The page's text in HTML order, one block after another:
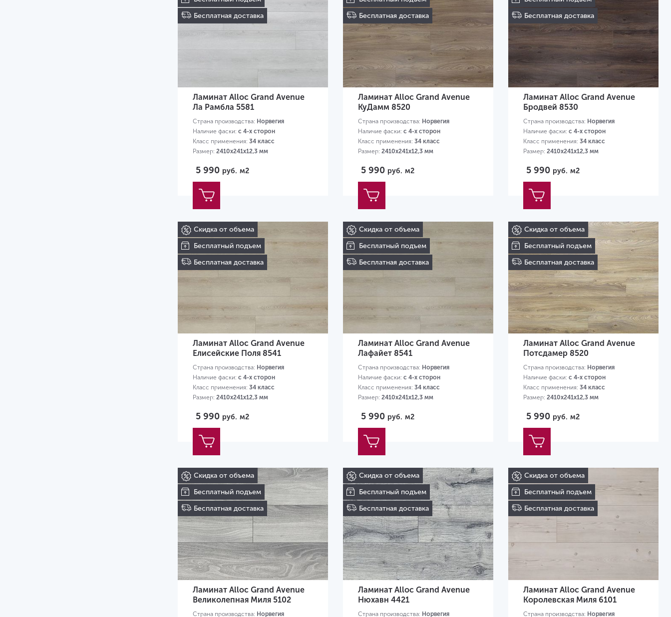
Бесплатная доставка
Ламинат Alloc Grand Avenue
Ла Рамбла 5581
Страна производства: Норвегия
Наличие фаски: с 4-х сторон
Класс применения: 34 класс
Размер: 2410х241х12,3 мм
5 990 руб. м2
Бесплатная доставка
Ламинат Alloc Grand Avenue
КуДамм 8520
Страна производства: Норвегия
Наличие фаски: с 4-х сторон
Класс применения: 34 класс
Размер: 2410х241х12,3 мм
5 990 руб. м2
Бесплатная доставка
Ламинат Alloc Grand Avenue
Бродвей 8530
Страна производства: Норвегия
Наличие фаски: с 4-х сторон
Класс применения: 34 класс
Размер: 2410х241х12,3 мм
5 990 руб. м2
Скидка от объема
Бесплатный подъем
Бесплатная доставка
Ламинат Alloc Grand Avenue
Елисейские Поля 8541
Страна производства: Норвегия
Наличие фаски: с 4-х сторон
Класс применения: 34 класс
Размер: 2410х241х12,3 мм
5 990 руб. м2
Скидка от объема
Бесплатный подъем
Бесплатная доставка
Ламинат Alloc Grand Avenue
Лафайет 8541
Страна производства: Норвегия
Наличие фаски: с 4-х сторон
Класс применения: 34 класс
Размер: 2410х241х12,3 мм
5 990 руб. м2
Скидка от объема
Бесплатный подъем
Бесплатная доставка
Ламинат Alloc Grand Avenue
Потсдамер 8520
Страна производства: Норвегия
Наличие фаски: с 4-х сторон
Класс применения: 34 класс
Размер: 2410х241х12,3 мм
5 990 руб. м2
Скидка от объема
Бесплатный подъем
Бесплатная доставка
Ламинат Alloc Grand Avenue
Великолепная Миля 5102
Страна производства: Норвегия
Скидка от объема
Бесплатный подъем
Бесплатная доставка
Ламинат Alloc Grand Avenue
Нюхавн 4421
Страна производства: Норвегия
Скидка от объема
Бесплатный подъем
Бесплатная доставка
Ламинат Alloc Grand Avenue
Королевская Миля 6101
Страна производства: Норвегия